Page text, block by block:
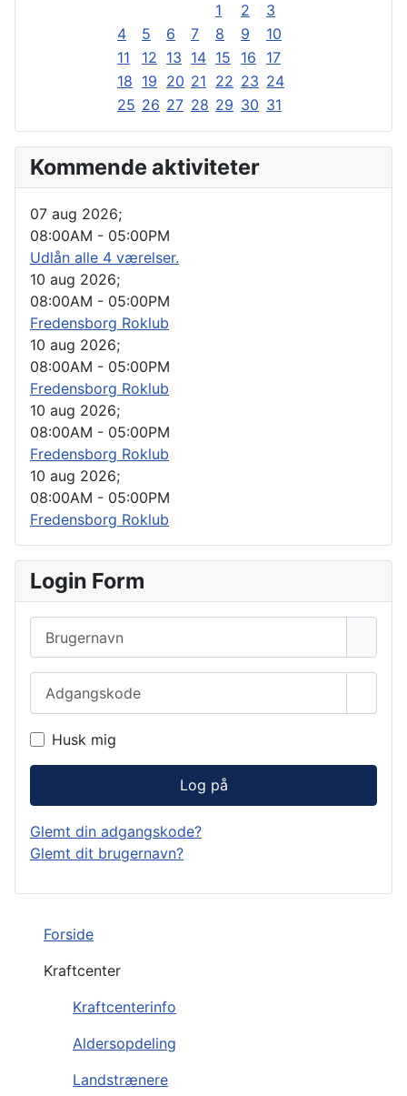
Forside
Kraftcenter
Kraftcenterinfo
Aldersopdeling
Landstrænere
1
2
3
4
5 6 7 8 9
10
11
12 13 14 15 16
17
18 19 20 21 22 23 24
25 26 27 28 29 30 31
Kommende aktiviteter
07 aug 2026;
08:00AM - 05:00PM
Udlån alle 4 værelser.
10 aug 2026;
08:00AM - 05:00PM
Fredensborg Roklub
10 aug 2026;
08:00AM - 05:00PM
Fredensborg Roklub
10 aug 2026;
08:00AM - 05:00PM
Fredensborg Roklub
10 aug 2026;
08:00AM - 05:00PM
Fredensborg Roklub
Login Form
Husk mig
Log på
Glemt din adgangskode?
Glemt dit brugernavn?